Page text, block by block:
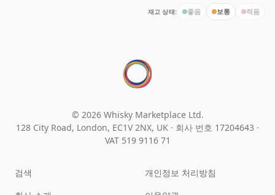
재고 상태: 좋음 보통 적음
© 2026 Whisky Marketplace Ltd.
128 City Road, London, EC1V 2NX, UK · 회사 번호 17204643 ·
VAT 519 9116 71
검색
개인정보 처리방침